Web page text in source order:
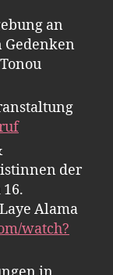
an
Gedenken
der
Alama
watch?